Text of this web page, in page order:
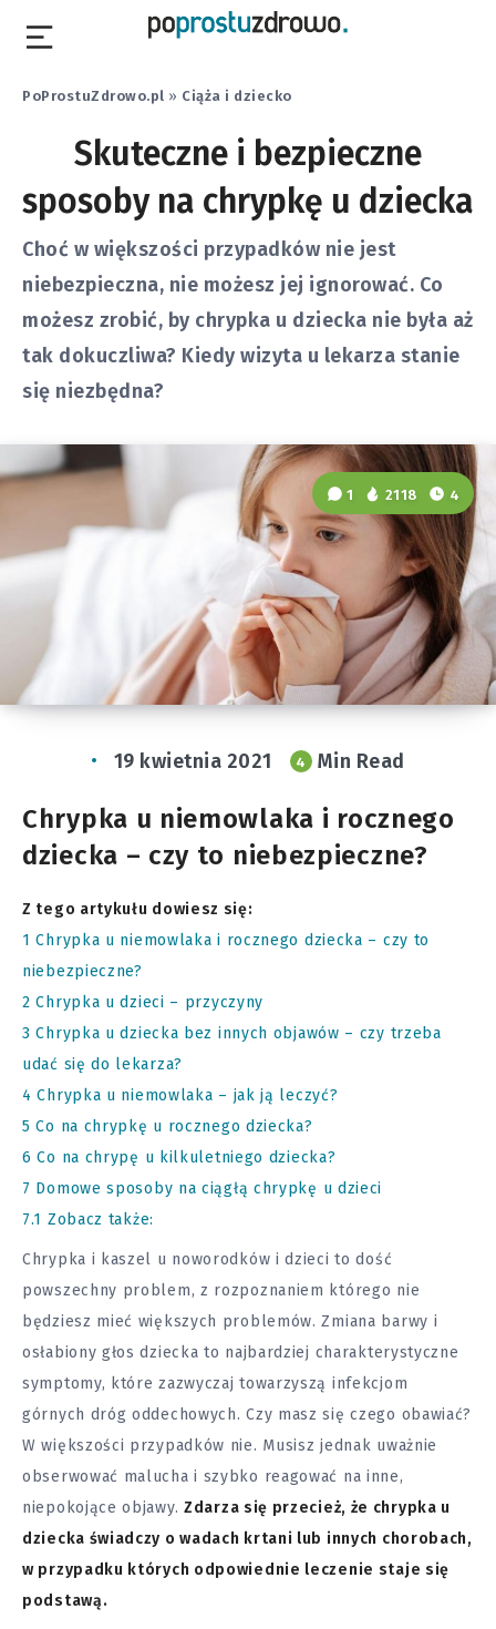
PoProstuZdrowo.pl » Ciąża i dziecko
Skuteczne i bezpieczne
sposoby na chrypkę u dziecka
Choć w większości przypadków nie jest
niebezpieczna, nie możesz jej ignorować. Co
możesz zrobić, by chrypka u dziecka nie była aż
tak dokuczliwa? Kiedy wizyta u lekarza stanie
się niezbędna?
1 2118 4
19 kwietnia 2021 4 Min Read
Chrypka u niemowlaka i rocznego
dziecka – czy to niebezpieczne?
Z tego artykułu dowiesz się:
1 Chrypka u niemowlaka i rocznego dziecka – czy to
niebezpieczne?
2 Chrypka u dzieci – przyczyny
3 Chrypka u dziecka bez innych objawów – czy trzeba
udać się do lekarza?
4 Chrypka u niemowlaka – jak ją leczyć?
5 Co na chrypkę u rocznego dziecka?
6 Co na chrypę u kilkuletniego dziecka?
7 Domowe sposoby na ciągłą chrypkę u dzieci
7.1 Zobacz także:
Chrypka i kaszel u noworodków i dzieci to dość
powszechny problem, z rozpoznaniem którego nie
będziesz mieć większych problemów. Zmiana barwy i
osłabiony głos dziecka to najbardziej charakterystyczne
symptomy, które zazwyczaj towarzyszą infekcjom
górnych dróg oddechowych. Czy masz się czego obawiać?
W większości przypadków nie. Musisz jednak uważnie
obserwować malucha i szybko reagować na inne,
niepokojące objawy. Zdarza się przecież, że chrypka u
dziecka świadczy o wadach krtani lub innych chorobach,
w przypadku których odpowiednie leczenie staje się
podstawą.